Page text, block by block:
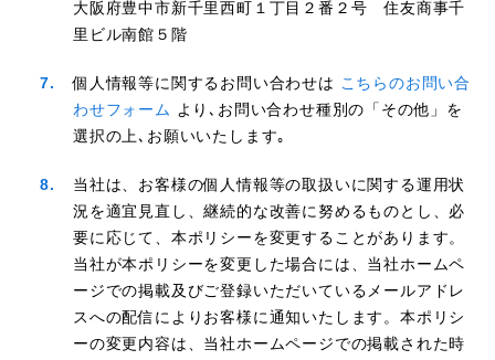
大阪府豊中市新千里西町１丁目２番２号 住友商事千
里ビル南館５階
個人情報等に関するお問い合わせは こちらのお問い合
わせフォーム より､お問い合わせ種別の「その他」を
選択の上､お願いいたします｡
当社は、お客様の個人情報等の取扱いに関する運用状
況を適宜見直し、継続的な改善に努めるものとし、必
要に応じて、本ポリシーを変更することがあります。
当社が本ポリシーを変更した場合には、当社ホームペ
ージでの掲載及びご登録いただいているメールアドレ
スへの配信によりお客様に通知いたします。本ポリシ
ーの変更内容は、当社ホームページでの掲載された時